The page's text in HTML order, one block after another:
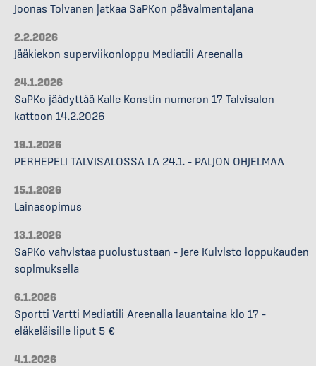
Joonas Toivanen jatkaa SaPKon päävalmentajana
2.2.2026
Jääkiekon superviikonloppu Mediatili Areenalla
24.1.2026
SaPKo jäädyttää Kalle Konstin numeron 17 Talvisalon
kattoon 14.2.2026
19.1.2026
PERHEPELI TALVISALOSSA LA 24.1. – PALJON OHJELMAA
15.1.2026
Lainasopimus
13.1.2026
SaPKo vahvistaa puolustustaan – Jere Kuivisto loppukauden
sopimuksella
6.1.2026
Sportti Vartti Mediatili Areenalla lauantaina klo 17 –
eläkeläisille liput 5 €
4.1.2026